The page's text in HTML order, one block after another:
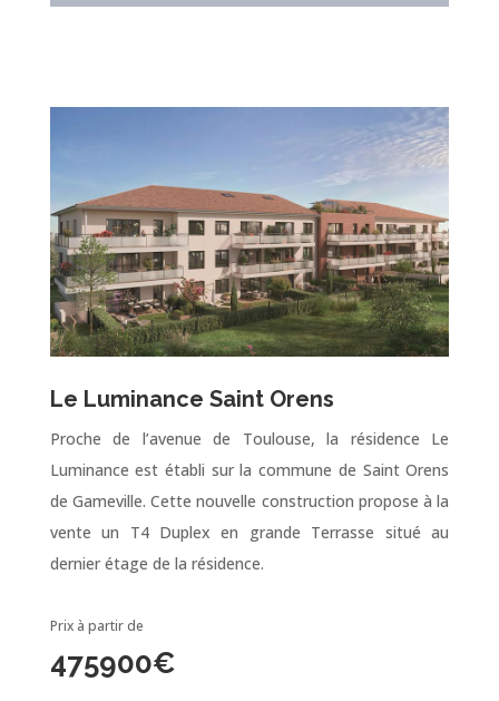
Le Luminance Saint Orens
Proche de l’avenue de Toulouse, la résidence Le
Luminance est établi sur la commune de Saint Orens
de Gameville. Cette nouvelle construction propose à la
vente un T4 Duplex en grande Terrasse situé au
dernier étage de la résidence.
Prix à partir de
475900€